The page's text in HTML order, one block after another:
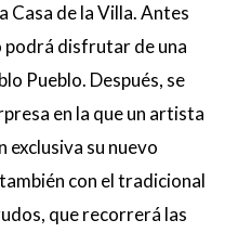
Casa de la Villa. Antes
podrá disfrutar de una
Pueblo. Después, se
en la que un artista
su nuevo
con el tradicional
que recorrerá las